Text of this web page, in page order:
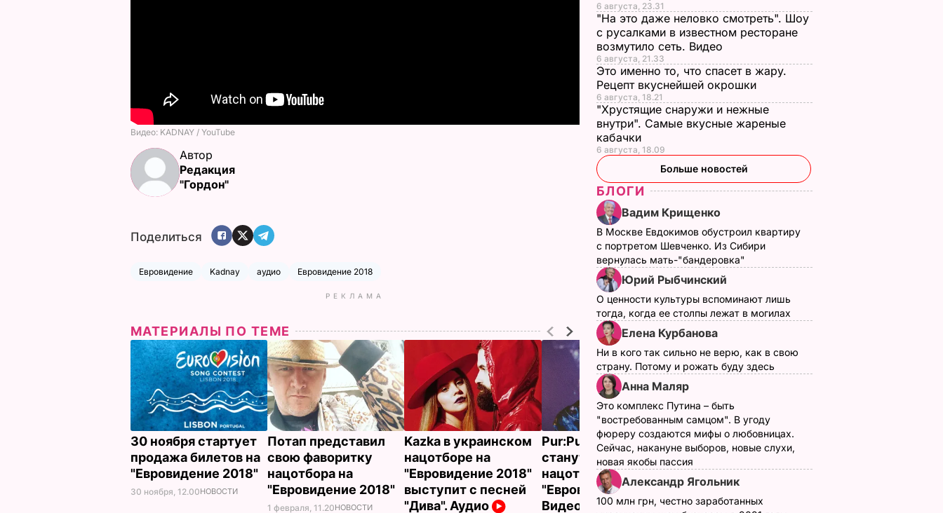
Автор
Редакция
"Гордон"
Поделиться
Евровидение Kadnay аудио Евровидение 2018
РЕКЛАМА
МАТЕРИАЛЫ ПО ТЕМЕ
30 ноября стартует
продажа билетов на
"Евровидение 2018"
30 ноября, 12.00НОВОСТИ
Потап представил
свою фаворитку
нацотбора на
"Евровидение 2018"
1 февраля, 11.20НОВОСТИ
Kazka в украинском
нацотборе на
"Евровидение 2018"
выступит с песней
"Дива". Аудио
Pur:Pur с песней Fire
станут участниками
нацотбора на
"Евровидение 2018".
Видео
Объявлены
конкурсанты
Национального
отбора на
"Евровидение 2016"
6 августа, 23.31
"На это даже неловко смотреть". Шоу
с русалками в известном ресторане
возмутило сеть. Видео
6 августа, 21.33
Это именно то, что спасет в жару.
Рецепт вкуснейшей окрошки
6 августа, 18.21
"Хрустящие снаружи и нежные
внутри". Самые вкусные жареные
кабачки
6 августа, 18.09
Больше новостей
БЛОГИ
Вадим Крищенко
В Москве Евдокимов обустроил квартиру
с портретом Шевченко. Из Сибири
вернулась мать-"бандеровка"
Юрий Рыбчинский
О ценности культуры вспоминают лишь
тогда, когда ее столпы лежат в могилах
Елена Курбанова
Ни в кого так сильно не верю, как в свою
страну. Потому и рожать буду здесь
Анна Маляр
Это комплекс Путина – быть
"востребованным самцом". В угоду
фюреру создаются мифы о любовницах.
Сейчас, накануне выборов, новые слухи,
новая якобы пассия
Александр Ягольник
100 млн грн, честно заработанных